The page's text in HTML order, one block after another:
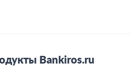
Bankiros.ru